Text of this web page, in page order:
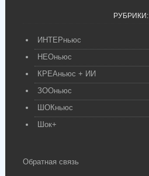
РУБРИКИ:
ИНТЕРньюс
НЕОньюс
КРЕАньюс + ИИ
ЗООньюс
ШОКньюс
Шок+
Обратная связь